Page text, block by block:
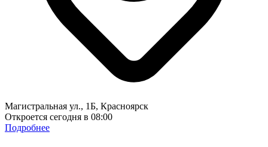
Магистральная ул., 1Б, Красноярск
Откроется сегодня в 08:00
Подробнее